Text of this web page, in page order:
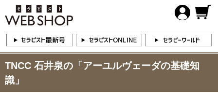
TNCC 石井泉の「アーユルヴェーダの基礎知
識」